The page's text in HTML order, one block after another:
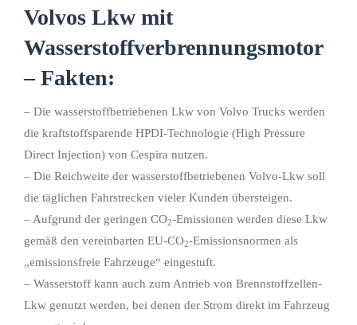
Volvos Lkw mit
Wasserstoffverbrennungsmotor
– Fakten:
– Die wasserstoffbetriebenen Lkw von Volvo Trucks werden
die kraftstoffsparende HPDI-Technologie (High Pressure
Direct Injection) von Cespira nutzen.
– Die Reichweite der wasserstoffbetriebenen Volvo-Lkw soll
die täglichen Fahrstrecken vieler Kunden übersteigen.
– Aufgrund der geringen CO2-Emissionen werden diese Lkw
gemäß den vereinbarten EU-CO2-Emissionsnormen als
„emissionsfreie Fahrzeuge“ eingestuft.
– Wasserstoff kann auch zum Antrieb von Brennstoffzellen-
Lkw genutzt werden, bei denen der Strom direkt im Fahrzeug